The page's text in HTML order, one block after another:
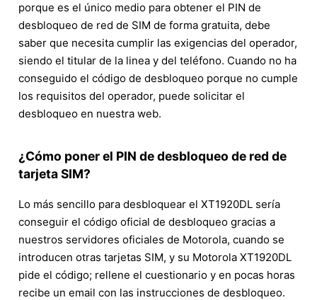
porque es el único medio para obtener el PIN de
desbloqueo de red de SIM de forma gratuita, debe
saber que necesita cumplir las exigencias del operador,
siendo el titular de la linea y del teléfono. Cuando no ha
conseguido el código de desbloqueo porque no cumple
los requisitos del operador, puede solicitar el
desbloqueo en nuestra web.
¿Cómo poner el PIN de desbloqueo de red de
tarjeta SIM?
Lo más sencillo para desbloquear el XT1920DL sería
conseguir el código oficial de desbloqueo gracias a
nuestros servidores oficiales de Motorola, cuando se
introducen otras tarjetas SIM, y su Motorola XT1920DL
pide el código; rellene el cuestionario y en pocas horas
recibe un email con las instrucciones de desbloqueo.